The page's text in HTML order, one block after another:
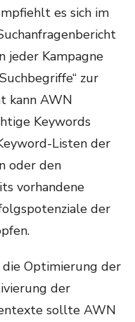
es sich im
jeder Kampagne
zur
kann AWN
Keywords
Listen der
oder den
vorhandene
der
Optimierung der
der
sollte AWN